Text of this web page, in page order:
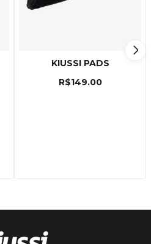
KIUSSI PADS
R$149.00